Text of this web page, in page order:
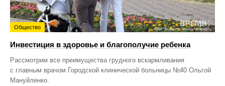
Общество
Инвестиция в здоровье и благополучие ребенка
Рассмотрим все преимущества грудного вскармливания
с главным врачом Городской клинической больницы №40 Ольгой
Мануйленко.